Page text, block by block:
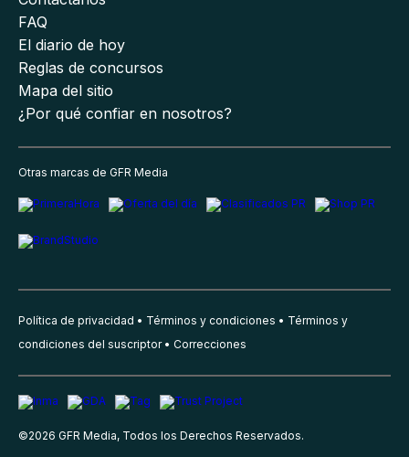
FAQ
El diario de hoy
Reglas de concursos
Mapa del sitio
¿Por qué confiar en nosotros?
Otras marcas de GFR Media
Política de privacidad Términos y condiciones
Términos y
condiciones del suscriptor
Correcciones
©2026 GFR Media, Todos los Derechos Reservados.